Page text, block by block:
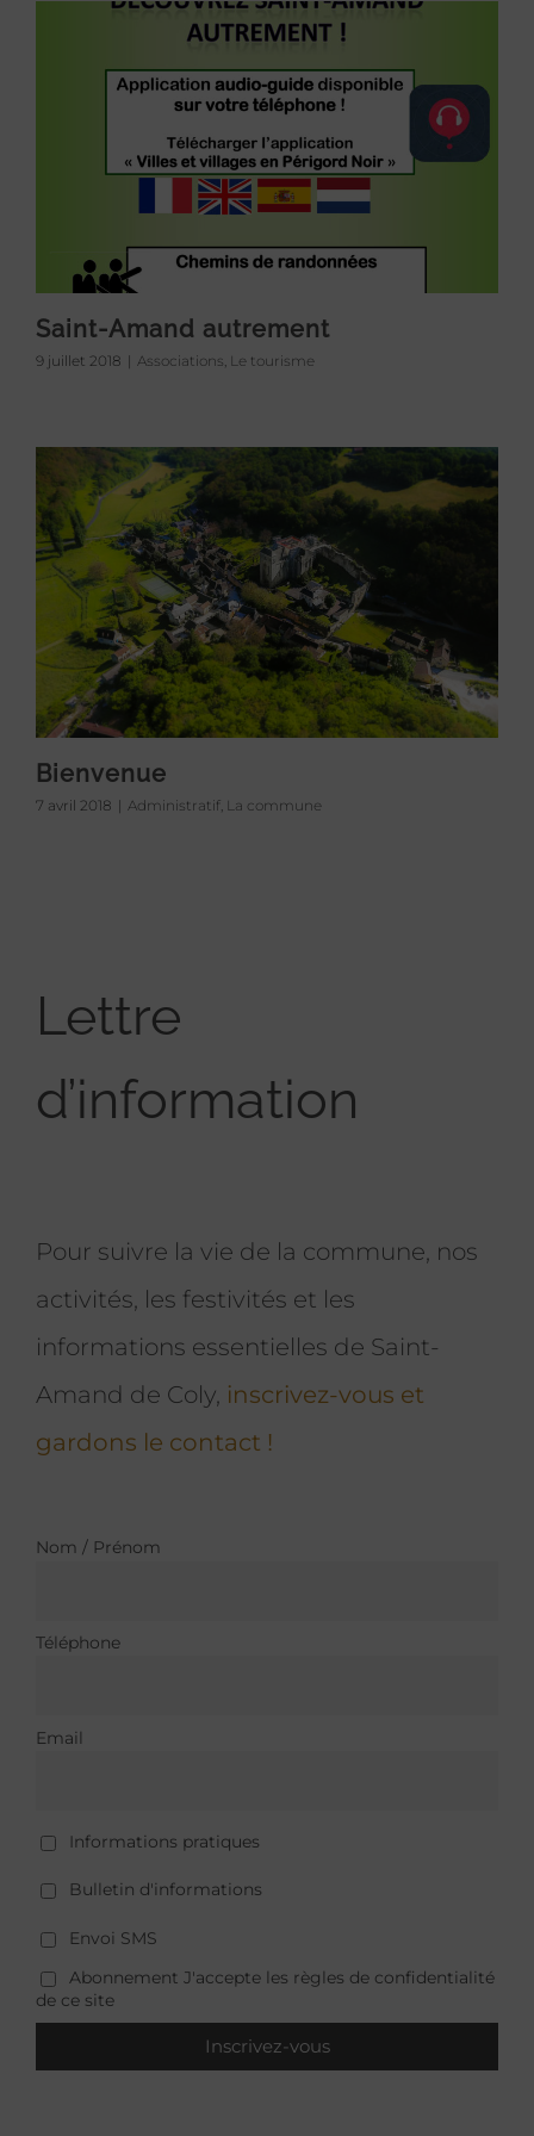
Saint-Amand autrement
9 juillet 2018 | Associations Le tourisme
Bienvenue
7 avril 2018 | Administratif, La commune
Lettre
d’information
Pour suivre la vie de la commune, nos
activités, les festivités et les
informations essentielles de Saint-
Amand de Coly, inscrivez-vous et
gardons le contact !
Nom / Prénom
Téléphone
Email
Informations pratiques
Bulletin d'informations
Envoi SMS
Abonnement J'accepte les règles de confidentialité
de ce site